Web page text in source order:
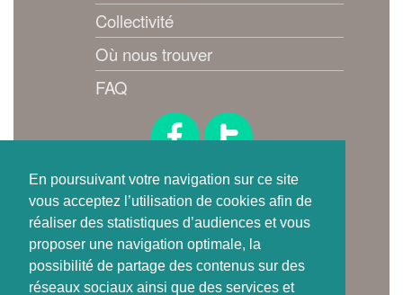
En poursuivant votre navigation sur ce site
vous acceptez l’utilisation de cookies afin de
réaliser des statistiques d’audiences et vous
proposer une navigation optimale, la
possibilité de partage des contenus sur des
réseaux sociaux ainsi que des services et
Collectivité
Où nous trouver
FAQ
Suivez-nous !